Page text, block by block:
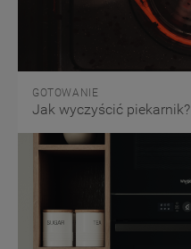
GOTOWANIE
Jak wyczyścić piekarnik?